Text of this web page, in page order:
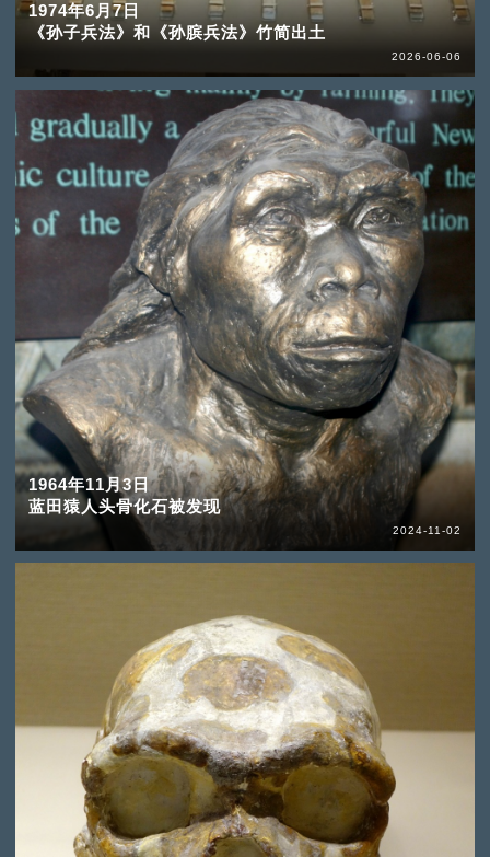
1974年6月7日
《孙子兵法》和《孙膑兵法》竹简出土
2026-06-06
1964年11月3日
蓝田猿人头骨化石被发现
2024-11-02